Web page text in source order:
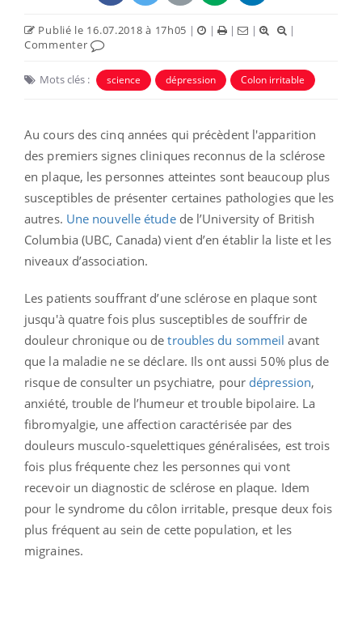
Publié le 16.07.2018 à 17h05 | | | |
|
Commenter
Mots clés : science dépression Colon irritable
Au cours des cinq années qui précèdent l'apparition
des premiers signes cliniques reconnus de la sclérose
en plaque, les personnes atteintes sont beaucoup plus
susceptibles de présenter certaines pathologies que les
autres. Une nouvelle étudede l’University of British
Columbia (UBC, Canada) vient d’en établir la liste et les
niveaux d’association.
Les patients souffrant d’une sclérose en plaque sont
jusqu'à quatre fois plus susceptibles de souffrir de
douleur chronique ou detroubles du sommeil avant
que la maladie ne se déclare. Ils ont aussi 50% plus de
risque de consulter un psychiatre, pour dépression,
anxiété, trouble de l’humeur et trouble bipolaire. La
fibromyalgie, une affection caractérisée par des
douleurs musculo-squelettiques généralisées, est trois
fois plus fréquente chez les personnes qui vont
recevoir un diagnostic de sclérose en plaque. Idem
pour le syndrome du côlon irritable, presque deux fois
plus fréquent au sein de cette population, et les
migraines.